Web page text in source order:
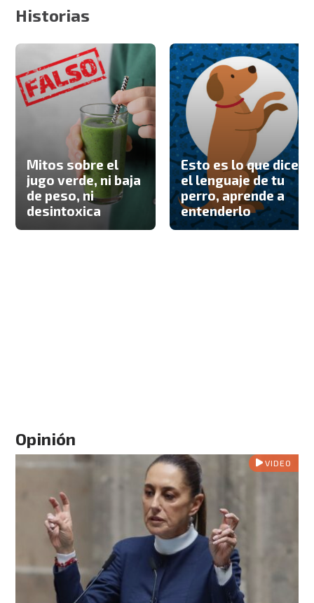
Historias
Mitos sobre el
jugo verde, ni baja
de peso, ni
desintoxica
Esto es lo que dice
el lenguaje de tu
perro, aprende a
entenderlo
Opinión
VIDEO